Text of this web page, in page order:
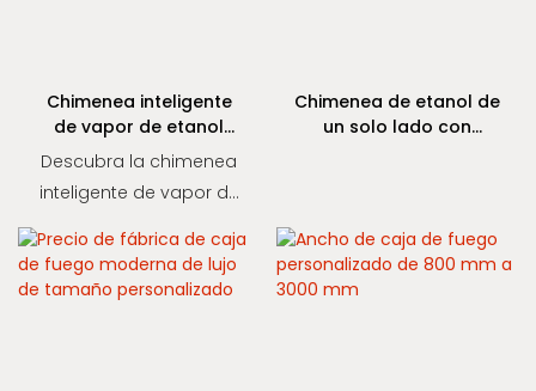
Chimenea inteligente
de vapor de etanol
SEV™
Descubra la chimenea
inteligente de vapor de
tecnología de
combustión
Chimenea de etanol de
un solo lado con